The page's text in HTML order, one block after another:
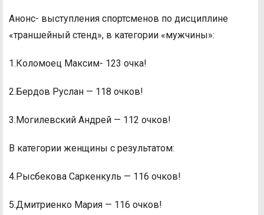
Анонс- выступления спортсменов по дисциплине
«траншейный стенд», в категории «мужчины»:
1.Коломоец Максим- 123 очка!
2.Бердов Руслан — 118 очков!
3.Могилевский Андрей — 112 очков!
В категории женщины с результатом:
4.Рысбекова Саркенкуль — 116 очков!
5.Дмитриенко Мария — 116 очков!